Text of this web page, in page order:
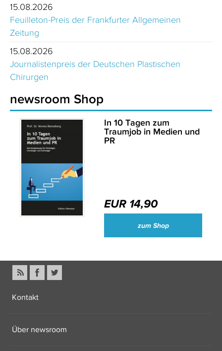
15.08.2026
Feuilleton-Preis der Frankfurter Allgemeinen
Zeitung
15.08.2026
Journalistenpreis der Deutschen Plastischen
Chirurgen
newsroom Shop
In 10 Tagen zum
Traumjob in Medien und
PR
EUR 14,90
zum Shop
Kontakt
Über newsroom